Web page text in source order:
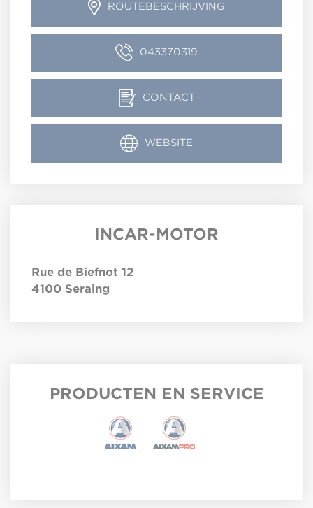
ROUTEBESCHRIJVING
043370319
CONTACT
WEBSITE
INCAR-MOTOR
Rue de Biefnot 12
4100 Seraing
PRODUCTEN EN SERVICE